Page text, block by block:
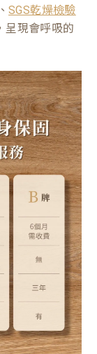
、SGS乾燥檢驗
呈現會呼吸的